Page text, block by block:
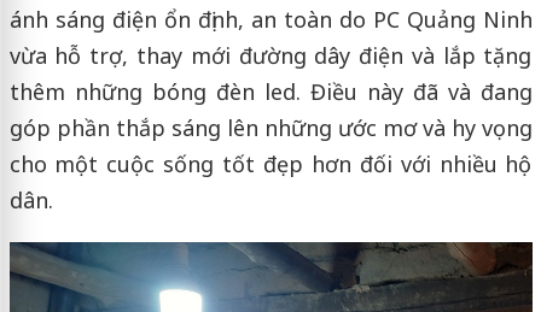
ánh sáng điện ổn định, an toàn do PC Quảng Ninh
vừa hỗ trợ, thay mới đường dây điện và lắp tặng
thêm những bóng đèn led. Điều này đã và đang
góp phần thắp sáng lên những ước mơ và hy vọng
cho một cuộc sống tốt đẹp hơn đối với nhiều hộ
dân.